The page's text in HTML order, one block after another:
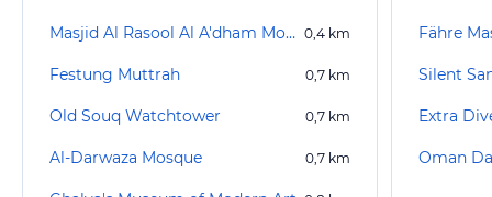
Masjid Al Rasool Al A'dham Moschee 0,4 km
Festung Muttrah 0,7 km
Old Souq Watchtower 0,7 km
Al-Darwaza Mosque 0,7 km
Fähre
Silent
Extra
Oman